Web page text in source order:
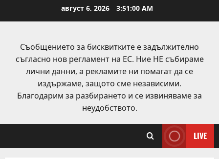
август 6, 2026 3:51:01 AM
Съобщението за бисквитките е задължително
съгласно нов регламент на ЕС. Ние НЕ събираме
лични данни, а рекламите ни помагат да се
издържаме, защото сме независими.
Благодарим за разбирането и се извиняваме за
неудобството.
LIVE